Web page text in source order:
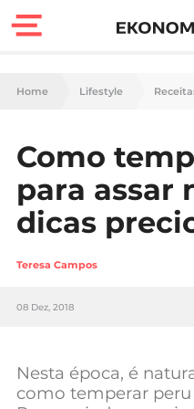
Finanças
Carreira
Casa
Lifestyle
Sociedade
Negócios
Home Lifestyle
Como
para assar
dicas
Teresa Campos
08 Dez, 2018
Nesta época, é
como temperar peru